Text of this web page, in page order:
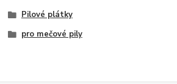
Pilové plátky
pro mečové pily